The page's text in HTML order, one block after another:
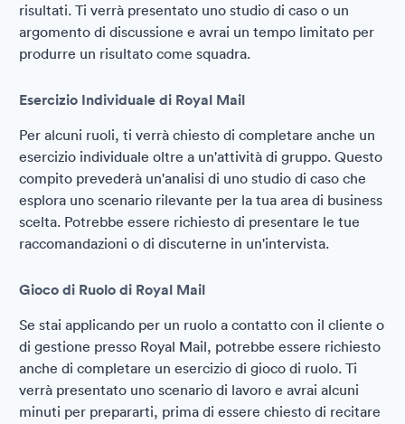
risultati. Ti verrà presentato uno studio di caso o un
argomento di discussione e avrai un tempo limitato per
produrre un risultato come squadra.
Esercizio Individuale di Royal Mail
Per alcuni ruoli, ti verrà chiesto di completare anche un
esercizio individuale oltre a un'attività di gruppo. Questo
compito prevederà un'analisi di uno studio di caso che
esplora uno scenario rilevante per la tua area di business
scelta. Potrebbe essere richiesto di presentare le tue
raccomandazioni o di discuterne in un'intervista.
Gioco di Ruolo di Royal Mail
Se stai applicando per un ruolo a contatto con il cliente o
di gestione presso Royal Mail, potrebbe essere richiesto
anche di completare un esercizio di gioco di ruolo. Ti
verrà presentato uno scenario di lavoro e avrai alcuni
minuti per prepararti, prima di essere chiesto di recitare